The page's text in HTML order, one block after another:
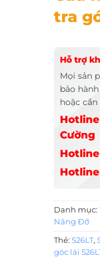
tra
Hỗ trợ
Mọi sản
bảo
hoặc
Hotline
Cường
Hotline
Hotline
Danh mục:
Nâng Đỡ
Thẻ: 526LT,
góc lái